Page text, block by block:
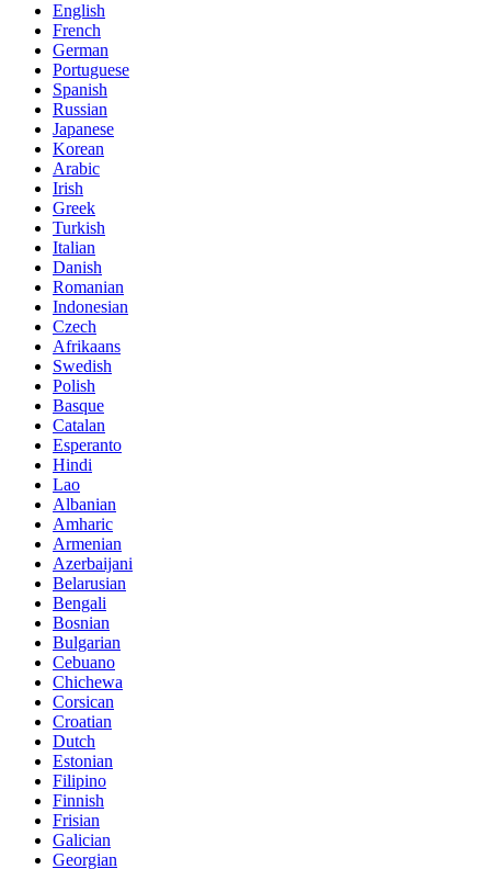
English
French
German
Portuguese
Spanish
Russian
Japanese
Korean
Arabic
Irish
Greek
Turkish
Italian
Danish
Romanian
Indonesian
Czech
Afrikaans
Swedish
Polish
Basque
Catalan
Esperanto
Hindi
Lao
Albanian
Amharic
Armenian
Azerbaijani
Belarusian
Bengali
Bosnian
Bulgarian
Cebuano
Chichewa
Corsican
Croatian
Dutch
Estonian
Filipino
Finnish
Frisian
Galician
Georgian